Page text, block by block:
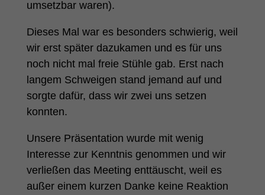
umsetzbar waren).
Dieses Mal war es besonders schwierig, weil
wir erst später dazukamen und es für uns
noch nicht mal freie Stühle gab. Erst nach
langem Schweigen stand jemand auf und
sorgte dafür, dass wir zwei uns setzen
konnten.
Unsere Präsentation wurde mit wenig
Interesse zur Kenntnis genommen und wir
verließen das Meeting enttäuscht, weil es
außer einem kurzen Danke keine Reaktion